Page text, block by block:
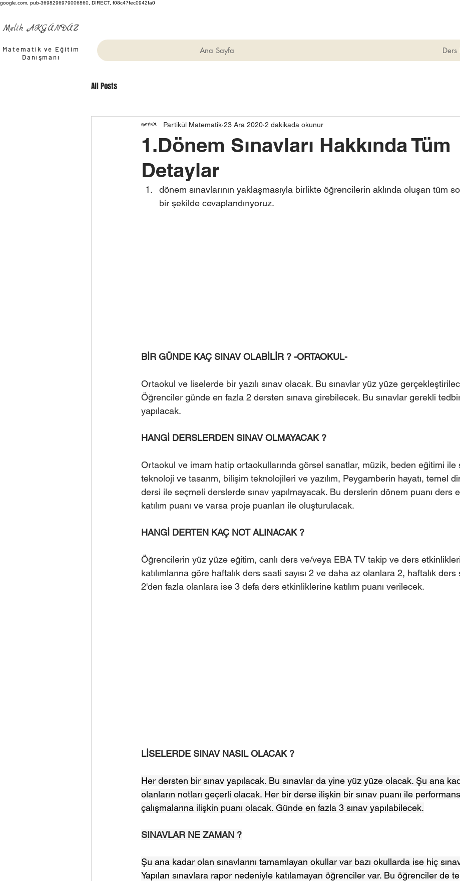
google.com, pub-3698296979006860, DIRECT, f08c47fec0942fa0
Melih AKGÜNDÜZ
Matematik ve Eğitim
Danışmanı
Ana Sayfa Ders
All Posts
1.Dönem Sınavları Hakkında Tüm
Detaylar
Partikül Matematik 23 Ara 2020 2 dakikada okunur
dönem sınavlarının yaklaşmasıyla birlikte öğrencilerin aklında oluşan tüm
bir şekilde cevaplandırıyoruz.
BİR GÜNDE KAÇ SINAV OLABİLİR ? -ORTAOKUL-
Ortaokul ve liselerde bir yazılı sınav olacak. Bu sınavlar yüz yüze
Öğrenciler günde en fazla 2 dersten sınava girebilecek. Bu sınavlar gerekli
yapılacak.
HANGİ DERSLERDEN SINAV OLMAYACAK ?
Ortaokul ve imam hatip ortaokullarında görsel sanatlar, müzik, beden eğitimi ile
teknoloji ve tasarım, bilişim teknolojileri ve yazılım, Peygamberin hayatı, temel
dersi ile seçmeli derslerde sınav yapılmayacak. Bu derslerin dönem puanı ders
katılım puanı ve varsa proje puanları ile oluşturulacak.
HANGİ DERTEN KAÇ NOT ALINACAK ?
Öğrencilerin yüz yüze eğitim, canlı ders ve/veya EBA TV takip ve ders
katılımlarına göre haftalık ders saati sayısı 2 ve daha az olanlara 2, haftalık ders
2'den fazla olanlara ise 3 defa ders etkinliklerine katılım puanı verilecek.
LİSELERDE SINAV NASIL OLACAK ?
Her dersten bir sınav yapılacak. Bu sınavlar da yine yüz yüze olacak. Şu ana
olanların notları geçerli olacak. Her bir derse ilişkin bir sınav puanı ile performans
çalışmalarına ilişkin puanı olacak. Günde en fazla 3 sınav yapılabilecek.
SINAVLAR NE ZAMAN ?
Şu ana kadar olan sınavlarını tamamlayan okullar var bazı okullarda ise hiç
Yapılan sınavlara rapor nedeniyle katılamayan öğrenciler var. Bu öğrenciler de